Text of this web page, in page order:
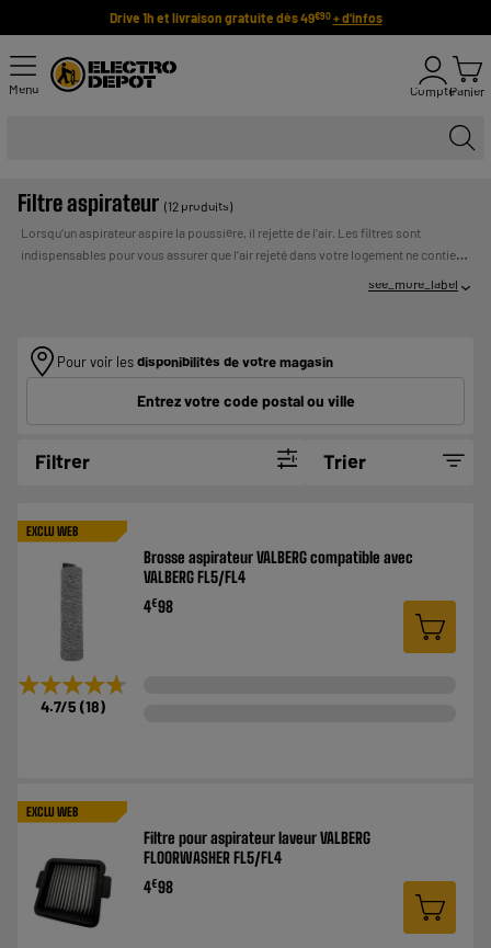
Drive 1h et livraison gratuite dès 49€90 + d'infos
Menu ComptePanier
Filtre aspirateur (12 produits)
Lorsqu’un aspirateur aspire la poussière, il rejette de l’air. Les filtres sont
indispensables pour vous assurer que l’air rejeté dans votre logement ne contient
pas de poussières, d’allergènes, ni d’acariens. Retrouvez chez Electro Dépôt une
REMBOURSEMENT AVANT DE VOUS ENGAGER.
see_more_label
Pour voir lesdisponibilités de votre magasin
Entrez votre code postal ou ville
Filtrer Trier
EXCLU WEB
★★★★★
★★★★★
4.7/5 (18)
Brosse aspirateur VALBERG compatible avec
VALBERG FL5/FL4
4€98
EXCLU WEB
Filtre pour aspirateur laveur VALBERG
FLOORWASHER FL5/FL4
4€98